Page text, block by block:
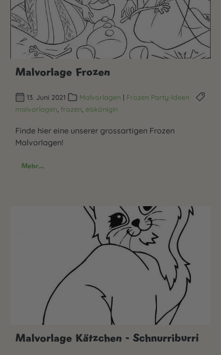
Malvorlage Frozen
13. Juni 2021 Malvorlagen | Frozen Party-Ideen
malvorlagen, frozen, eiskönigin
Finde hier eine unserer grossartigen Frozen
Malvorlagen!
Mehr...
Malvorlage Kätzchen - Schnurriburri